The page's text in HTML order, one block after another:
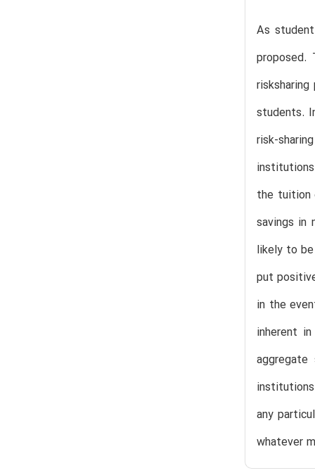
As
proposed.
students.
risk-
the tuition
savings in
likely to
put
in the
inherent
any
whatever